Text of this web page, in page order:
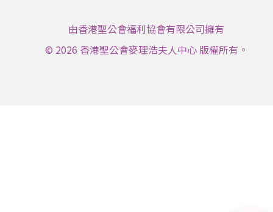
由香港聖公會福利協會有限公司擁有
© 2026 香港聖公會麥理浩夫人中心 版權所有。